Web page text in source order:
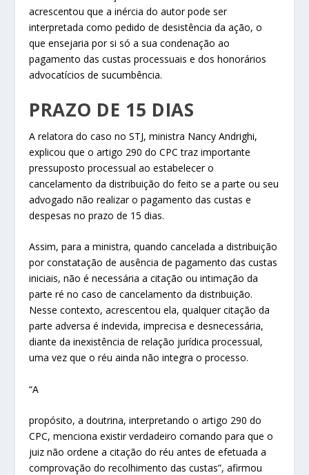
acrescentou que a inércia do autor pode ser
interpretada como pedido de desistência da ação, o
que ensejaria por si só a sua condenação ao
pagamento das custas processuais e dos honorários
advocatícios de sucumbência.
PRAZO DE 15 DIAS
A relatora do caso no STJ, ministra Nancy Andrighi,
explicou que o artigo 290 do CPC traz importante
pressuposto processual ao estabelecer o
cancelamento da distribuição do feito se a parte ou seu
advogado não realizar o pagamento das custas e
despesas no prazo de 15 dias.
Assim, para a ministra, quando cancelada a distribuição
por constatação de ausência de pagamento das custas
iniciais, não é necessária a citação ou intimação da
parte ré no caso de cancelamento da distribuição.
Nesse contexto, acrescentou ela, qualquer citação da
parte adversa é indevida, imprecisa e desnecessária,
diante da inexistência de relação jurídica processual,
uma vez que o réu ainda não integra o processo.
“A
propósito, a doutrina, interpretando o artigo 290 do
CPC, menciona existir verdadeiro comando para que o
juiz não ordene a citação do réu antes de efetuada a
comprovação do recolhimento das custas”, afirmou